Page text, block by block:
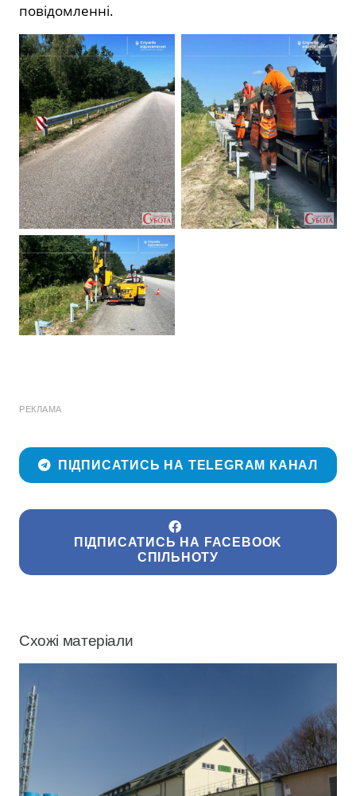
повідомленні.
РЕКЛАМА
ПІДПИСАТИСЬ НА TELEGRAM КАНАЛ
ПІДПИСАТИСЬ НА FACEBOOK
СПІЛЬНОТУ
Схожі матеріали